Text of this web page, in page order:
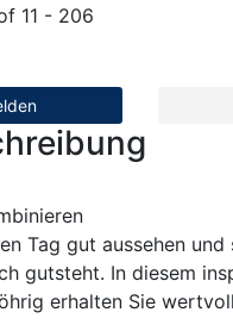
11 - 206
Tag gut aussehen
gutsteht. In diesem
erhalten Sie